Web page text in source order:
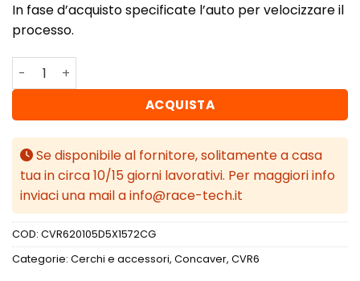
In fase d’acquisto specificate l’auto per velocizzare il
processo.
Concaver CVR6 20x10,5 ET15-45 BLANK Carbon
ACQUISTA
Se disponibile al fornitore, solitamente a casa
tua in circa 10/15 giorni lavorativi. Per maggiori info
inviaci una mail a info@race-tech.it
COD: CVR620105D5X1572CG
Categorie: Cerchi e accessori, Concaver, CVR6